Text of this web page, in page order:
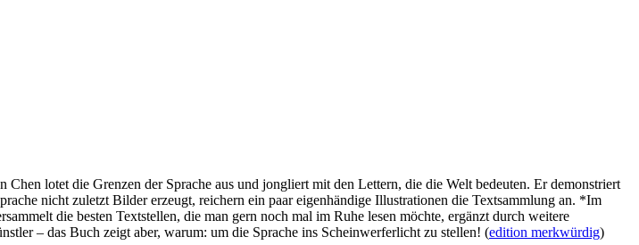
lotet die Grenzen der Sprache aus und jongliert mit den Lettern, die die Welt bedeuten. Er demonstriert
nicht zuletzt Bilder erzeugt, reichern ein paar eigenhändige Illustrationen die Textsammlung an. *Im
die besten Textstellen, die man gern noch mal im Ruhe lesen möchte, ergänzt durch weitere
– das Buch zeigt aber, warum: um die Sprache ins Scheinwerferlicht zu stellen! (edition merkwürdig)